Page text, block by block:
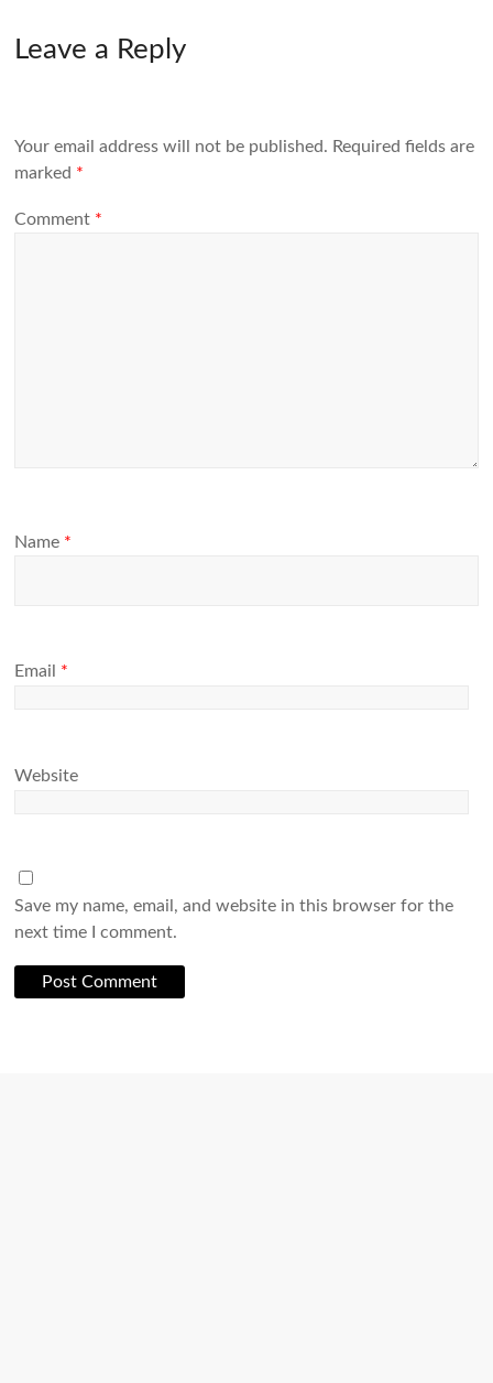
Leave a Reply
Your email address will not be published. Required fields are
marked *
Comment *
Name *
Email *
Website
Save my name, email, and website in this browser for the
next time I comment.